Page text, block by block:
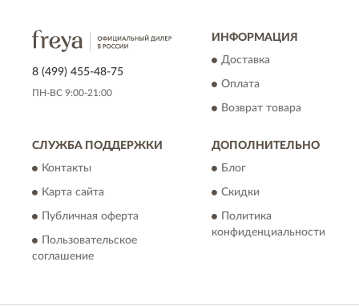
8 (499) 455-48-75
ПН-ВС 9:00-21:00
ИНФОРМАЦИЯ
Доставка
Оплата
Возврат товара
СЛУЖБА ПОДДЕРЖКИ
Контакты
Карта сайта
Публичная оферта
Пользовательское
соглашение
ДОПОЛНИТЕЛЬНО
Блог
Скидки
Политика
конфиденциальности